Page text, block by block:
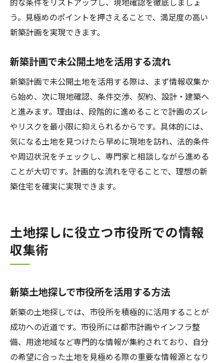
う。見極めのポイントを押さえることで、満足度の高い
新築計画を実現できます。
新築計画で未公開土地を活用する流れ
新築計画で未公開土地を活用する際は、まず情報収集か
ら始め、次に現地確認、条件交渉、契約、設計・建築へ
と進みます。理由は、段階的に進めることで計画のズレ
やリスクを最小限に抑えられるからです。具体的には、
気になる土地を見つけたら早めに現地を訪れ、法的条件
や周辺状況をチェックし、専門家と相談しながら進める
ことが大切です。計画的な流れを守ることで、理想の新
築住宅を確実に実現できます。
土地探しに役立つ市役所での情報
収集術
新築土地探しで市役所を活用する方法
新築の土地探しでは、市役所を積極的に活用することが
成功への近道です。市役所には都市計画やインフラ整
備、用途地域など専門的な情報が集約されており、自分
の希望に合った土地を見極める際の重要な情報源となり